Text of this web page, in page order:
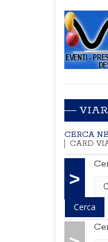
CERCA
CARD
>